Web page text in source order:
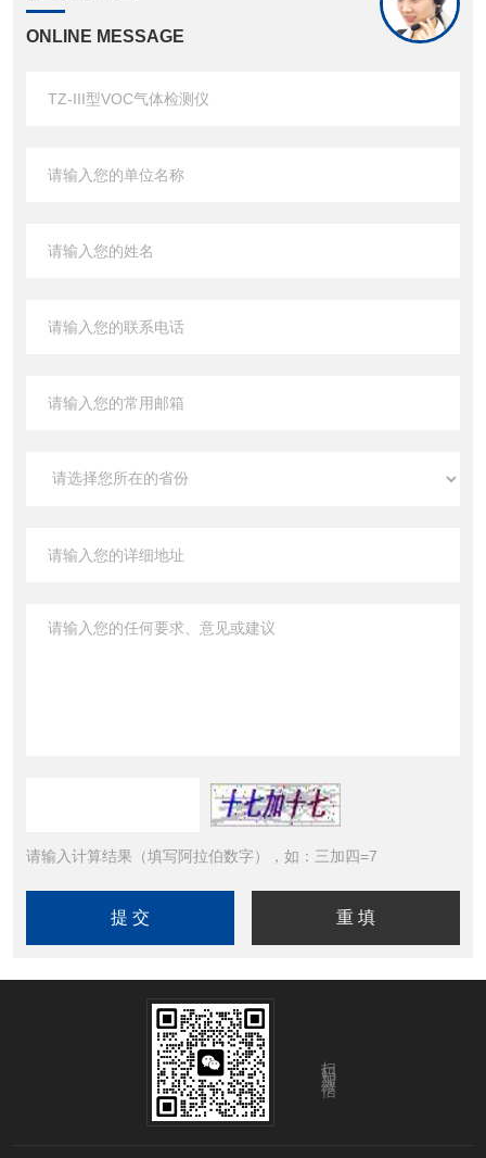
ONLINE MESSAGE
请输入计算结果（填写阿拉伯数字），如：三加四=7
扫码加微信